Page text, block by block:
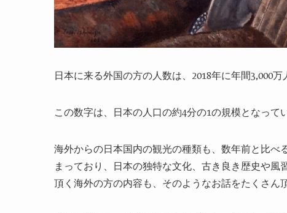
日本に来る外国の方の人数は、 2018年に年間3,000万
この数字は、日本の人口の約4分の1の規模となって
海外からの日本国内の観光の種類も、数年前と比
まっており、日本の独特な文化、古き良き歴史や
頂く海外の方の内容も、そのようなお話をたくさん